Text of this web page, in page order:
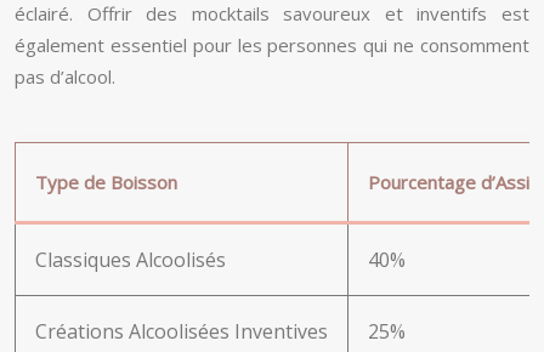
éclairé. Offrir des mocktails savoureux et inventifs est
également essentiel pour les personnes qui ne consomment
pas d’alcool.
Type de Boisson Pourcentage
Classiques Alcoolisés 40%
Créations Alcoolisées Inventives 25%